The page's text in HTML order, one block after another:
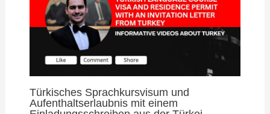
Türkisches Sprachkursvisum und
Aufenthaltserlaubnis mit einem